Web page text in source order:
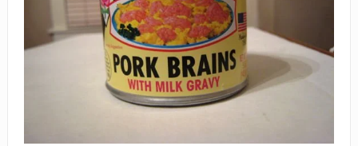
BAGAIMANA CARA MEMBAYAR ZAKAT UANG?
UANG HARAM BISA MENJADI HALAL JIKA SEBAB
KEPEMILIKANNYA BERUBAH
ISTIDLAL BATIL VS ISTIDLAL SYAR’I